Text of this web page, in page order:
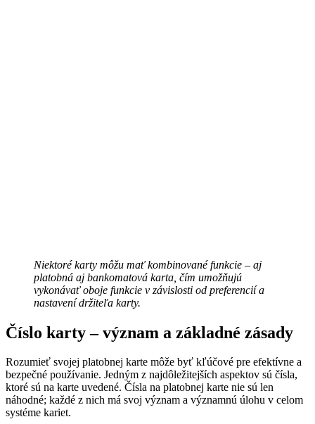
Niektoré karty môžu mať kombinované funkcie – aj
platobná aj bankomatová karta, čím umožňujú
vykonávať oboje funkcie v závislosti od preferencií a
nastavení držiteľa karty.
Číslo karty – význam a základné zásady
Rozumieť svojej platobnej karte môže byť kľúčové pre efektívne a
bezpečné používanie. Jedným z najdôležitejších aspektov sú čísla,
ktoré sú na karte uvedené. Čísla na platobnej karte nie sú len
náhodné; každé z nich má svoj význam a významnú úlohu v celom
systéme kariet.